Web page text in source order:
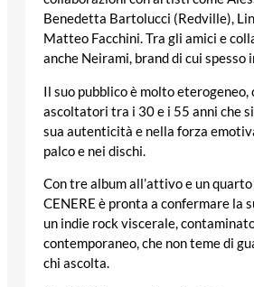
Benedetta Bartolucci (Redville),
Matteo Facchini. Tra gli amici e
anche Neirami, brand di cui spesso
Il suo pubblico è molto eterogeneo,
ascoltatori tra i 30 e i 55 anni che
sua autenticità e nella forza
palco e nei dischi.
Con tre album all’attivo e un
CENERE è pronta a confermare la
un indie rock viscerale,
contemporaneo, che non teme di
chi ascolta.